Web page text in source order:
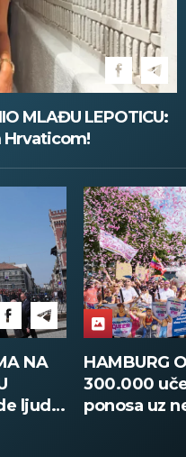
MLAĐU LEPOTICU:
Hrvaticom!
NA
ljudi
HAMBURG
300.000
ponosa uz